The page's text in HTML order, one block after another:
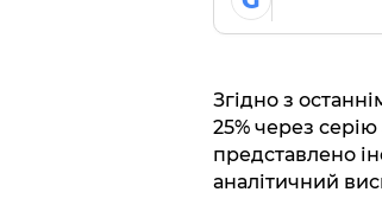
Згідно з
25% через
представлено
аналітичний